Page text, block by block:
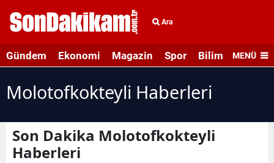
Ara
Gündem Ekonomi Magazin Spor Bilim veMENÜ
Molotofkokteyli Haberleri
Son Dakika Molotofkokteyli
Haberleri